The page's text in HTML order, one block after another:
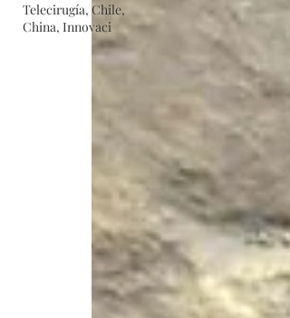
Telecirugía, Chile,
China, Innovaci